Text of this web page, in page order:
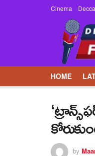
Cinema
HOME
by